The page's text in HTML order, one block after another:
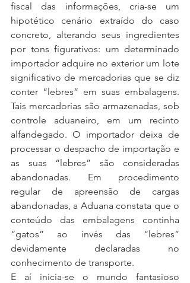
fiscal das informações, cria-se um
hipotético cenário extraído do caso
concreto, alterando seus ingredientes
por tons figurativos: um determinado
importador adquire no exterior um lote
significativo de mercadorias que se diz
conter “lebres” em suas embalagens.
Tais mercadorias são armazenadas, sob
controle aduaneiro, em um recinto
alfandegado. O importador deixa de
processar o despacho de importação e
as suas “lebres” são consideradas
abandonadas. Em procedimento
regular de apreensão de cargas
abandonadas, a Aduana constata que o
conteúdo das embalagens continha
“gatos” ao invés das “lebres”
devidamente declaradas no
conhecimento de transporte.
E aí inicia-se o mundo fantasioso